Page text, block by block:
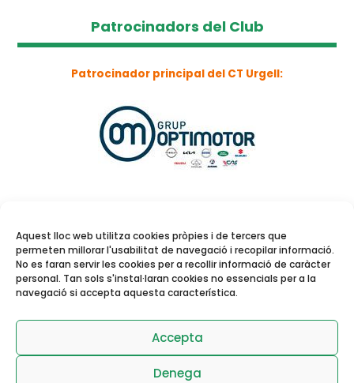
Aquest lloc web utilitza cookies pròpies i de tercers que
permeten millorar l'usabilitat de navegació i recopilar informació.
No es faran servir les cookies per a recollir informació de caràcter
personal. Tan sols s'instal·laran cookies no essencials per a la
navegació si accepta aquesta característica.
Accepta
Denega
Patrocinadors del Club
Patrocinador principal del CT Urgell:
activitats dirigides